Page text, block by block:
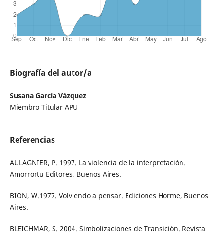
Biografía del autor/a
Susana García Vázquez
Miembro Titular APU
Referencias
AULAGNIER, P. 1997. La violencia de la interpretación.
Amorrortu Editores, Buenos Aires.
BION, W.1977. Volviendo a pensar. Ediciones Horme, Buenos
Aires.
BLEICHMAR, S. 2004. Simbolizaciones de Transición. Revista